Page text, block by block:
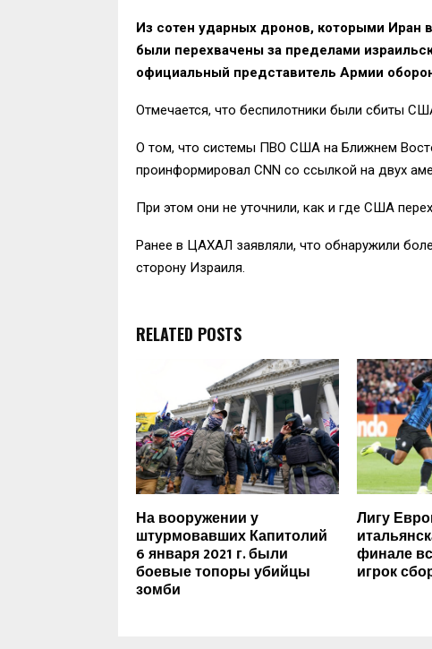
Из сотен ударных дронов, которыми Иран
были перехвачены за пределами
официальный представитель Армии
Отмечается, что беспилотники были сбиты
О том, что системы ПВО США на Ближнем
проинформировал CNN со ссылкой на двух
При этом они не уточнили, как и где США
Ранее в ЦАХАЛ заявляли, что обнаружили
сторону Израиля.
RELATED POSTS
На вооружении у
штурмовавших Капитолий
6 января 2021 г. были
боевые топоры убийцы
зомби
Лигу
финале
игрок